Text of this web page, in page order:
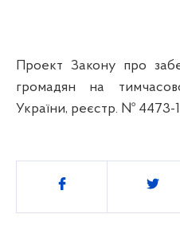
Проект Закону про
громадян на
України, реєстр. № 4473-
Поділитись